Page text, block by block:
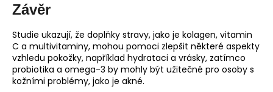
Závěr
Studie ukazují, že doplňky stravy, jako je kolagen, vitamin
C a multivitaminy, mohou pomoci zlepšit některé aspekty
vzhledu pokožky, například hydrataci a vrásky, zatímco
probiotika a omega-3 by mohly být užitečné pro osoby s
kožními problémy, jako je akné.